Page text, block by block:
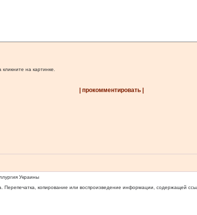
на картинке.
| прокомментировать |
Украины
Перепечатка, копирование или воспроизведение информации, содержащей